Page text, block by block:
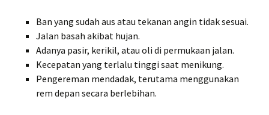
Ban yang sudah aus atau tekanan angin tidak sesuai.
Jalan basah akibat hujan.
Adanya pasir, kerikil, atau oli di permukaan jalan.
Kecepatan yang terlalu tinggi saat menikung.
Pengereman mendadak, terutama menggunakan
rem depan secara berlebihan.